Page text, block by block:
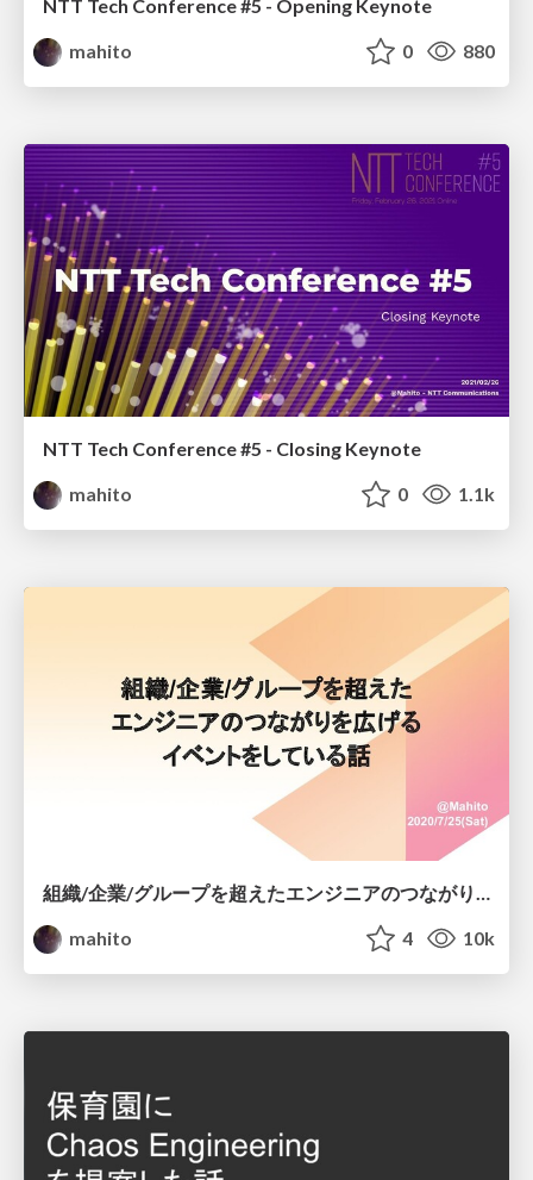
NTT Tech Conference #5 - Opening Keynote
mahito
0 880
NTT Tech Conference #5 - Closing Keynote
mahito
0 1.1k
組織/企業/グループを超えたエンジニアのつながりを広げるイベントをしている話 / JTF2020
mahito
4 10k